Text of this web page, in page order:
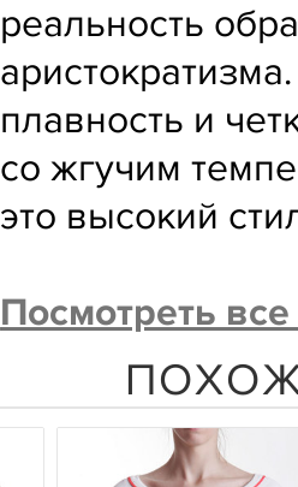
реальность
плавность и
со жгучим
это высокий
Посмотреть